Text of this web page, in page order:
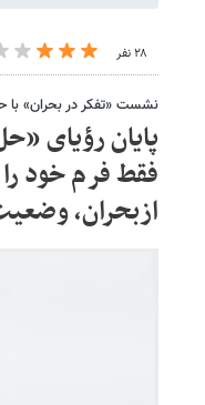
۲۸ نفر
نشست «تفکر در بحران» با
پایان رؤیای
فقط فرم خود
ازبحران،